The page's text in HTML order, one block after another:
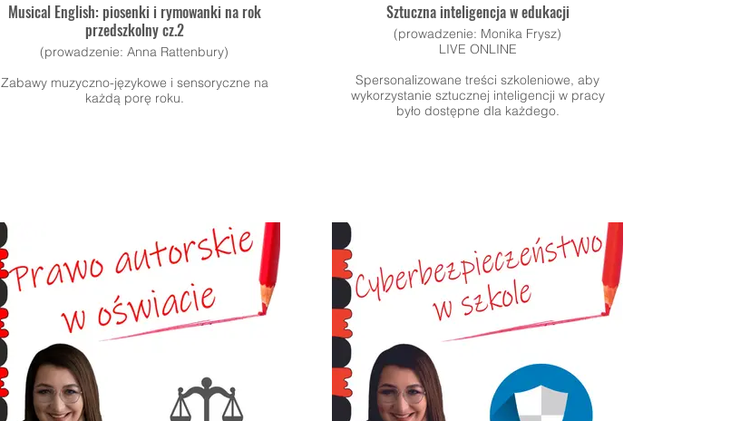
Musical English: piosenki i rymowanki na rok
przedszkolny cz.2
(prowadzenie: Anna Rattenbury)
Zabawy muzyczno-językowe i sensoryczne na
każdą porę roku.
Sztuczna inteligencja w edukacji
(prowadzenie: Monika Frysz)
LIVE ONLINE
Spersonalizowane treści szkoleniowe, aby
wykorzystanie sztucznej inteligencji w pracy
było dostępne dla każdego.